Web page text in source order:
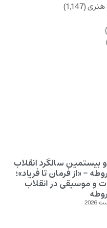
هنری(1,147)
بیستمین سالگرد انقلاب
– «از فرمان تا فریاد»؛
و موسیقی در انقلاب